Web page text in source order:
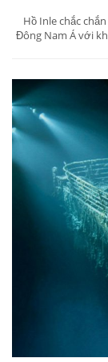
Hồ Inle chắc
Đông Nam Á với